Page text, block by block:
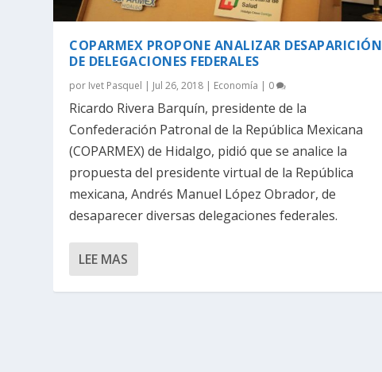
COPARMEX PROPONE ANALIZAR DESAPARICIÓN
DE DELEGACIONES FEDERALES
por Ivet Pasquel | Jul 26, 2018 | Economía | 0
Ricardo Rivera Barquín, presidente de la
Confederación Patronal de la República Mexicana
(COPARMEX) de Hidalgo, pidió que se analice la
propuesta del presidente virtual de la República
mexicana, Andrés Manuel López Obrador, de
desaparecer diversas delegaciones federales.
LEE MAS